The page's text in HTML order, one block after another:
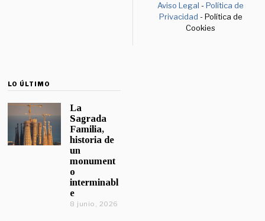
Aviso Legal -Política de
Privacidad - Política de
Cookies
LO ÚLTIMO
La
Sagrada
Familia,
historia de
un
monument
o
interminabl
e
8 junio, 2026